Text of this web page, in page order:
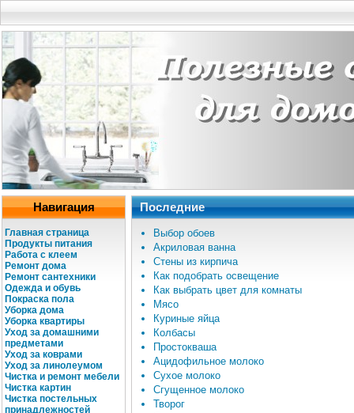
Навигация
Главная страница
Продукты питания
Работа с клеем
Ремонт дома
Ремонт сантехники
Одежда и обувь
Покраска пола
Уборка дома
Уборка квартиры
Уход за домашними
предметами
Уход за коврами
Уход за линолеумом
Чистка и ремонт мебели
Чистка картин
Чистка постельных
принадлежностей
Последние
Выбор обоев
Акриловая ванна
Стены из кирпича
Как подобрать освещение
Как выбрать цвет для комнаты
Мясо
Куриные яйца
Колбасы
Простокваша
Ацидофильное молоко
Сухое молоко
Сгущенное молоко
Творог